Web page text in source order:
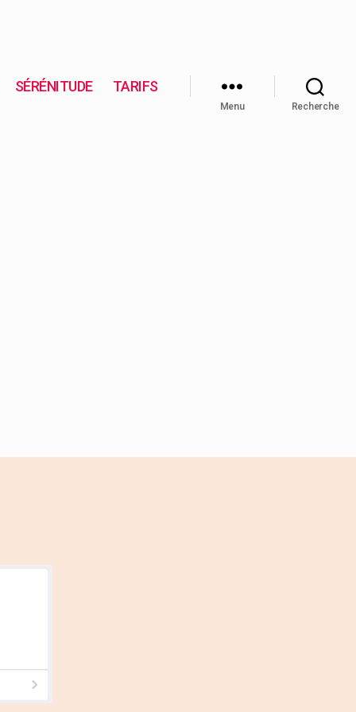
SÉRÉNITUDE TARIFS
Menu Recherche